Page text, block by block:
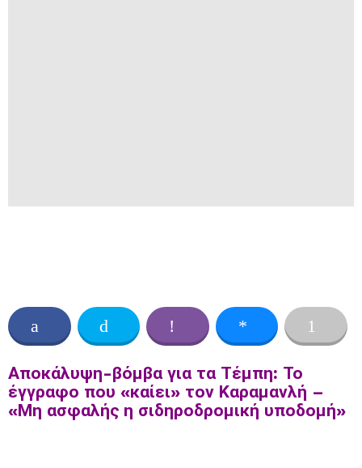
Αποκάλυψη-βόμβα για τα Τέμπη: Το
έγγραφο που «καίει» τον Καραμανλή –
«Μη ασφαλής η σιδηροδρομική υποδομή»